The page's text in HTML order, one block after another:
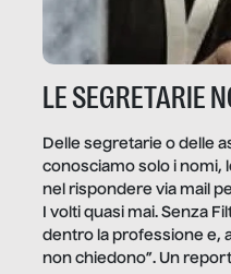
LE SEGRETARIE
Delle segretarie o delle
conosciamo solo i nomi,
nel rispondere via mail
I volti quasi mai. Senza
dentro la professione e,
non chiedono”. Un